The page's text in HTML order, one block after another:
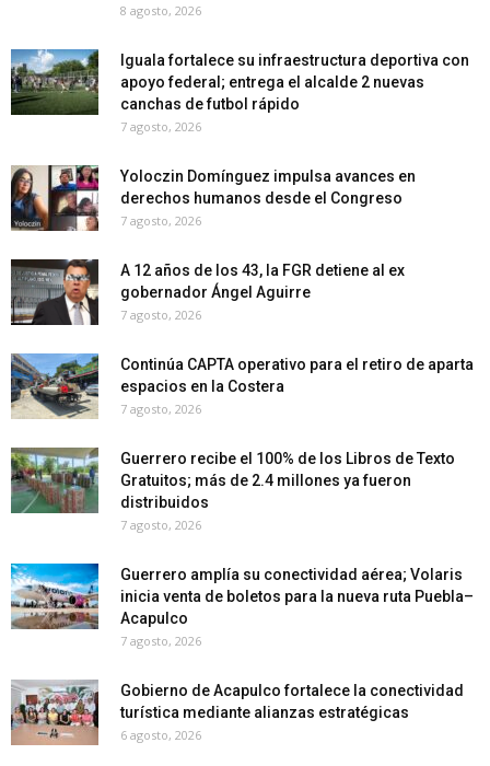
8 agosto, 2026
Iguala fortalece su infraestructura deportiva con
apoyo federal; entrega el alcalde 2 nuevas
canchas de futbol rápido
7 agosto, 2026
Yoloczin Domínguez impulsa avances en
derechos humanos desde el Congreso
7 agosto, 2026
A 12 años de los 43, la FGR detiene al ex
gobernador Ángel Aguirre
7 agosto, 2026
Continúa CAPTA operativo para el retiro de aparta
espacios en la Costera
7 agosto, 2026
Guerrero recibe el 100% de los Libros de Texto
Gratuitos; más de 2.4 millones ya fueron
distribuidos
7 agosto, 2026
Guerrero amplía su conectividad aérea; Volaris
inicia venta de boletos para la nueva ruta Puebla–
Acapulco
7 agosto, 2026
Gobierno de Acapulco fortalece la conectividad
turística mediante alianzas estratégicas
6 agosto, 2026